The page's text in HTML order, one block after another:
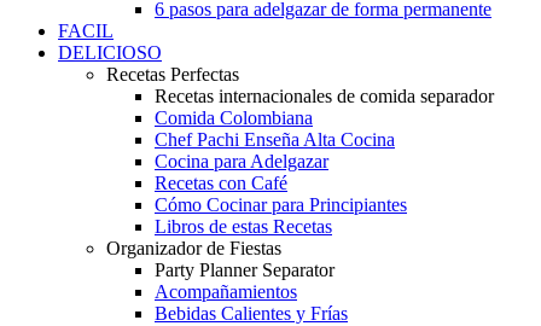
6 pasos para adelgazar de forma permanente
FACIL
DELICIOSO
Recetas Perfectas
Recetas internacionales de comida separador
Comida Colombiana
Chef Pachi Enseña Alta Cocina
Cocina para Adelgazar
Recetas con Café
Cómo Cocinar para Principiantes
Libros de estas Recetas
Organizador de Fiestas
Party Planner Separator
Acompañamientos
Bebidas Calientes y Frías